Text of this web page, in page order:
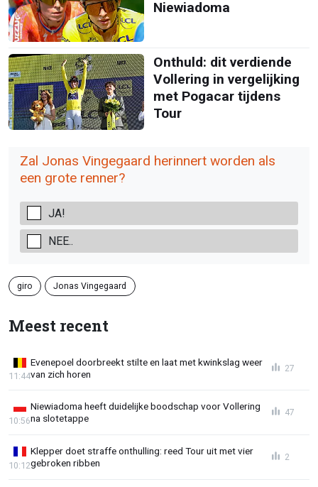
Niewiadoma
Onthuld: dit verdiende
Vollering in vergelijking
met Pogacar tijdens
Tour
Zal Jonas Vingegaard herinnert worden als
een grote renner?
JA!
NEE..
giro Jonas Vingegaard
Meest recent
Evenepoel doorbreekt stilte en laat met kwinkslag weer
van zich horen
11:44
27
Niewiadoma heeft duidelijke boodschap voor Vollering
na slotetappe
10:56
47
Klepper doet straffe onthulling: reed Tour uit met vier
gebroken ribben
10:12
2